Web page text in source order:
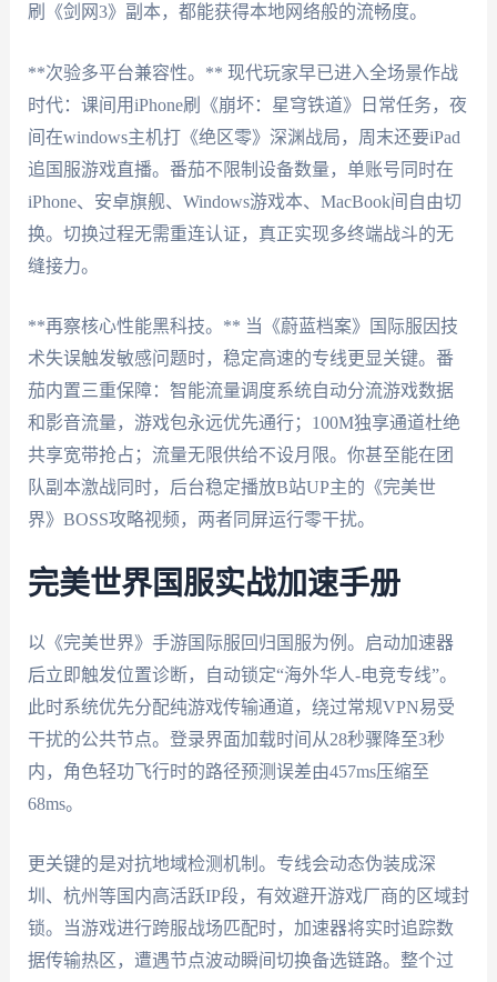
刷《剑网3》副本，都能获得本地网络般的流畅度。
**次验多平台兼容性。** 现代玩家早已进入全场景作战
时代：课间用iPhone刷《崩坏：星穹铁道》日常任务，夜
间在windows主机打《绝区零》深渊战局，周末还要iPad
追国服游戏直播。番茄不限制设备数量，单账号同时在
iPhone、安卓旗舰、Windows游戏本、MacBook间自由切
换。切换过程无需重连认证，真正实现多终端战斗的无
缝接力。
**再察核心性能黑科技。** 当《蔚蓝档案》国际服因技
术失误触发敏感问题时，稳定高速的专线更显关键。番
茄内置三重保障：智能流量调度系统自动分流游戏数据
和影音流量，游戏包永远优先通行；100M独享通道杜绝
共享宽带抢占；流量无限供给不设月限。你甚至能在团
队副本激战同时，后台稳定播放B站UP主的《完美世
界》BOSS攻略视频，两者同屏运行零干扰。
完美世界国服实战加速手册
以《完美世界》手游国际服回归国服为例。启动加速器
后立即触发位置诊断，自动锁定“海外华人-电竞专线”。
此时系统优先分配纯游戏传输通道，绕过常规VPN易受
干扰的公共节点。登录界面加载时间从28秒骤降至3秒
内，角色轻功飞行时的路径预测误差由457ms压缩至
68ms。
更关键的是对抗地域检测机制。专线会动态伪装成深
圳、杭州等国内高活跃IP段，有效避开游戏厂商的区域封
锁。当游戏进行跨服战场匹配时，加速器将实时追踪数
据传输热区，遭遇节点波动瞬间切换备选链路。整个过